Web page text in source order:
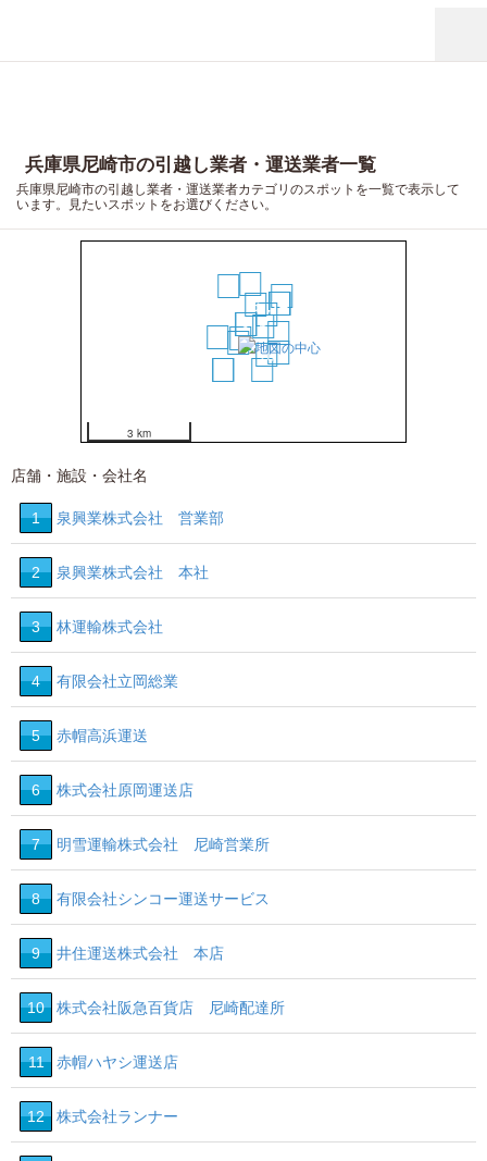
兵庫県尼崎市の引越し業者・運送業者一覧
兵庫県尼崎市の引越し業者・運送業者カテゴリのスポットを一覧で表示して
います。見たいスポットをお選びください。
1
2
3
4
5
67
9
10
12
13
14
16
17
20
3 km
店舗・施設・会社名
1 泉興業株式会社 営業部
2 泉興業株式会社 本社
3 林運輸株式会社
4 有限会社立岡総業
5 赤帽高浜運送
6 株式会社原岡運送店
7 明雪運輸株式会社 尼崎営業所
8 有限会社シンコー運送サービス
9 井住運送株式会社 本店
10 株式会社阪急百貨店 尼崎配達所
11 赤帽ハヤシ運送店
12 株式会社ランナー